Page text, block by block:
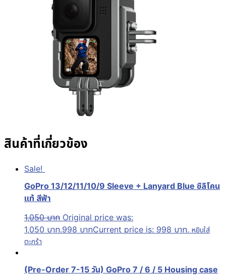
สินค้าที่เกี่ยวข้อง
Sale!
GoPro 13/12/11/10/9 Sleeve + Lanyard Blue ซิลิโคน
แท้ สีฟ้า
1,050บาท Original price was:
1,050 บาท.998 บาทCurrent price is: 998 บาท. หยิบใส่
ตะกร้า
(Pre-Order 7-15 วัน) GoPro 7 / 6 / 5 Housing case